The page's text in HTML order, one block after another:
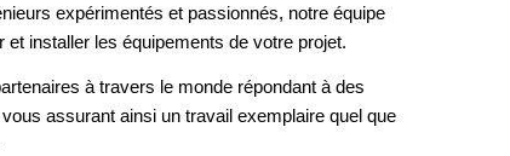
expérimentés et passionnés, notre équipe
et installer les équipements de votre projet.
à travers le monde répondant à des
assurant ainsi un travail exemplaire quel que